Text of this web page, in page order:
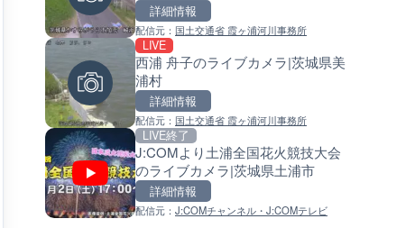
詳細情報
配信元： 国土交通省 霞ヶ浦河川事務所
LIVE
西浦 舟子のライブカメラ|茨城県美
浦村
詳細情報
配信元： 国土交通省 霞ヶ浦河川事務所
LIVE終了
J:COMより土浦全国花火競技大会
のライブカメラ|茨城県土浦市
詳細情報
配信元： J:COMチャンネル・J:COMテレビ
配信元：高島市役所 政策部 危機管理局
Impaxビル付近から歌舞伎町
配信元：歌舞伎町ゴジラ前ライブ
ごろごろ茶屋のライブカメラ|
県天川村
配信元：天川村役場
配信元：東京都品川区南大井ライブカメラ
道の駅さがのせきのライブカ
配信元：道の駅さがのせきPPカム
松江自動車道 三次東JCT・イ
ーチェンジのライブカメラ|広
配信元：国土交通省 三次河川国道事務所